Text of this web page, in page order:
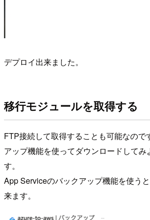
デプロイ出来ました。
移行モジュールを取得する
FTP接続して取得することも可能なので
アップ機能を使ってダウンロードしてみ
す。
App Serviceのバックアップ機能を使う
来ます。